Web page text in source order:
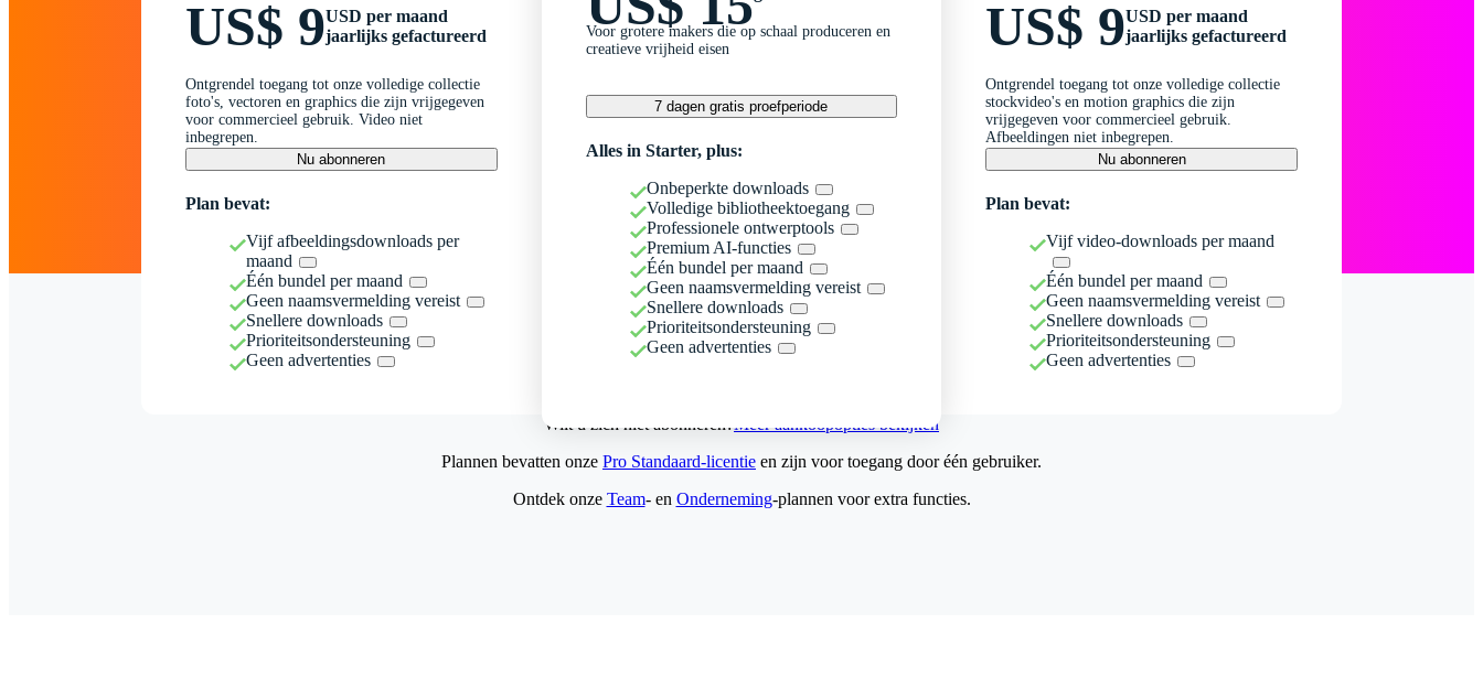
US$ 9USD per maand
jaarlijks gefactureerd
Ontgrendel toegang tot onze volledige collectie
foto's, vectoren en graphics die zijn vrijgegeven
voor commercieel gebruik. Video niet
inbegrepen.
Nu abonneren
Plan bevat:
Vijf afbeeldingsdownloads per
maand
Één bundel per maand
Geen naamsvermelding vereist
Snellere downloads
Prioriteitsondersteuning
Geen advertenties
Voor grotere makers die op schaal produceren en
creatieve vrijheid eisen
7 dagen gratis proefperiode
Alles in Starter, plus:
Onbeperkte downloads
Volledige bibliotheektoegang
Professionele ontwerptools
Premium AI-functies
Één bundel per maand
Geen naamsvermelding vereist
Snellere downloads
Prioriteitsondersteuning
Geen advertenties
US$ 9USD per maand
jaarlijks gefactureerd
Ontgrendel toegang tot onze volledige collectie
stockvideo's en motion graphics die zijn
vrijgegeven voor commercieel gebruik.
Afbeeldingen niet inbegrepen.
Nu abonneren
Plan bevat:
Vijf video-downloads per maand
Één bundel per maand
Geen naamsvermelding vereist
Snellere downloads
Prioriteitsondersteuning
Geen advertenties
Wilt u zich niet abonneren?Meer aankoopopties bekijken
Plannen bevatten onze Pro Standaard-licentie en zijn voor toegang door één gebruiker.
Ontdek onze Team- en Onderneming-plannen voor extra functies.